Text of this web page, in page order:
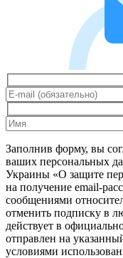
Заполнив форму, вы
ваших персональных
Украины «О защите
на получение email-
сообщениями
отменить подписку в
действует в
отправлен на
условиями